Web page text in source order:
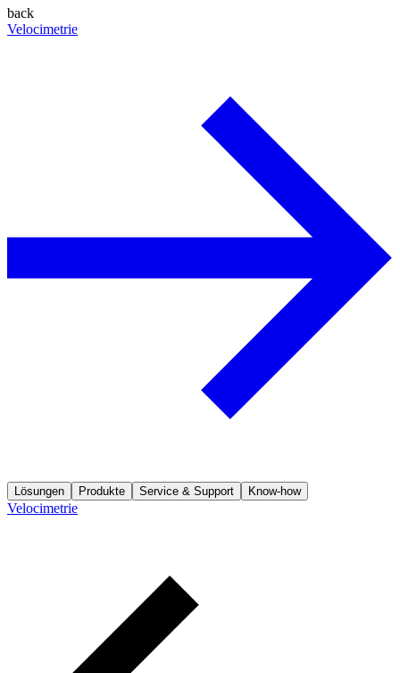
back
Velocimetrie
Lösungen Produkte Service & Support Know-how
Velocimetrie